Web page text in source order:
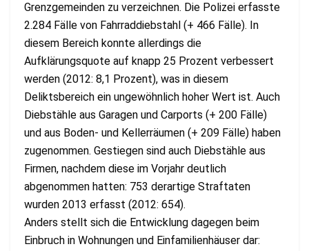
Grenzgemeinden zu verzeichnen. Die Polizei erfasste
2.284 Fälle von Fahrraddiebstahl (+ 466 Fälle). In
diesem Bereich konnte allerdings die
Aufklärungsquote auf knapp 25 Prozent verbessert
werden (2012: 8,1 Prozent), was in diesem
Deliktsbereich ein ungewöhnlich hoher Wert ist. Auch
Diebstähle aus Garagen und Carports (+ 200 Fälle)
und aus Boden- und Kellerräumen (+ 209 Fälle) haben
zugenommen. Gestiegen sind auch Diebstähle aus
Firmen, nachdem diese im Vorjahr deutlich
abgenommen hatten: 753 derartige Straftaten
wurden 2013 erfasst (2012: 654).
Anders stellt sich die Entwicklung dagegen beim
Einbruch in Wohnungen und Einfamilienhäuser dar: